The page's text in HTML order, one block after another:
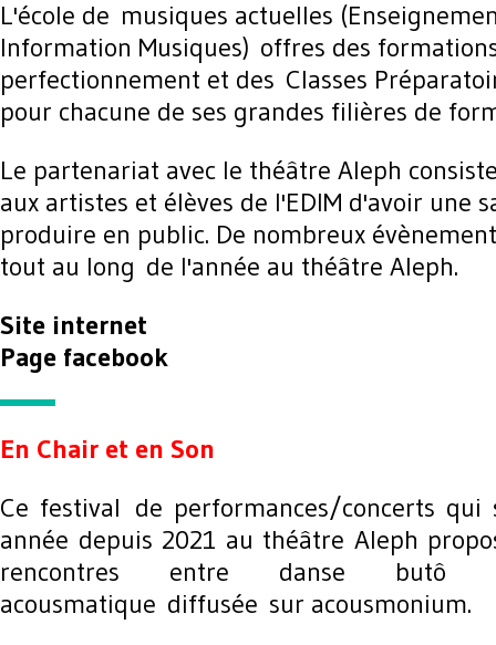
L'école de musiques actuelles
Information Musiques) offres des
perfectionnement et des Classes
pour chacune de ses grandes filières de
Le partenariat avec le théâtre Aleph
aux artistes et élèves de l'EDIM d'avoir une
produire en public. De nombreux
tout au long de l'année au théâtre Aleph.
Site internet
Page facebook
En Chair et en Son
Ce festival de performances/concerts qui
année depuis 2021 au théâtre Aleph
rencontres entre danse butô
acousmatique diffusée sur acousmonium.